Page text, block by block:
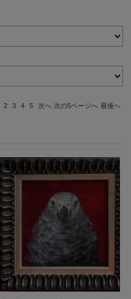
2 3 4 5 次へ 次の5ページへ 最後へ